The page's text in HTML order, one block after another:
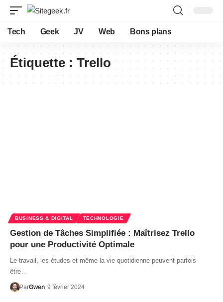
Tech Geek JV Web Bons plans
Étiquette : Trello
BUSINESS & DIGITAL TECHNOLOGIE
Gestion de Tâches Simplifiée : Maîtrisez Trello
pour une Productivité Optimale
Le travail, les études et même la vie quotidienne peuvent parfois
être…
ParGwen 9 février 2024